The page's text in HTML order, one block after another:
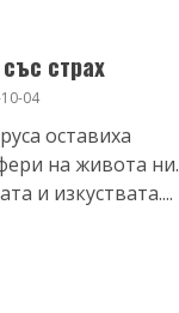
страх
04
оставиха
на живота ни.
и изкуствата....